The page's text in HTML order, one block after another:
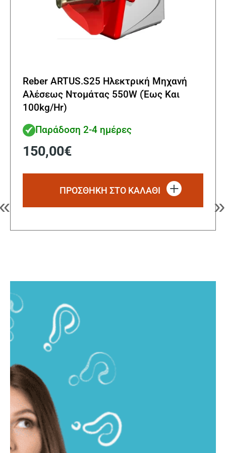
Reber ARTUS.S25 Ηλεκτρική Μηχανή
Αλέσεως Ντομάτας 550W (Έως Και
100kg/Hr)
Παράδοση 2-4 ημέρες
150,00€
ΠΡΟΣΘΗΚΗ ΣΤΟ ΚΑΛΑΘΙ
»